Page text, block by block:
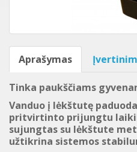
Aprašymas
Tinka paukščiams
Vanduo į lėkštutę
pritvirtinto prijungtu
sujungtas su lėkštute
užtikrina sistemos